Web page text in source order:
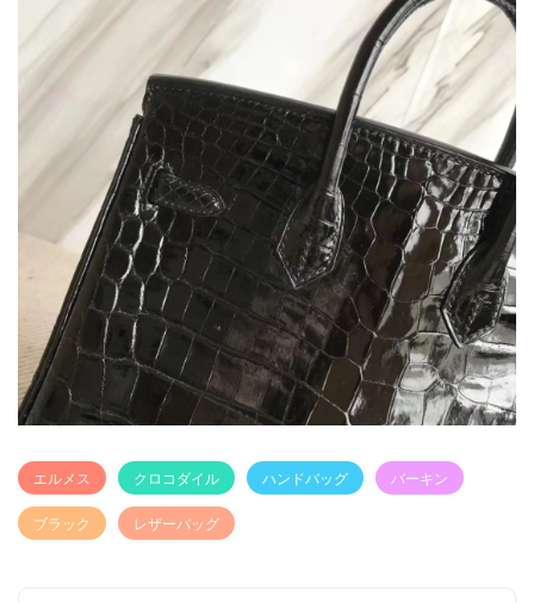
エルメス クロコダイル ハンドバッグ バーキン
ブラック レザーバッグ